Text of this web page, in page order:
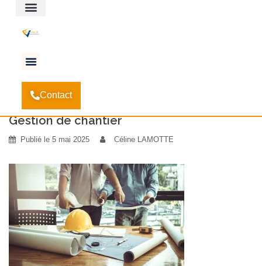
Contact
Accueil-La digitalisation des TPE du bâtiment:
Pourquoi est-ce important?
Gestion de chantier
Publié le 5 mai 2025 Céline LAMOTTE